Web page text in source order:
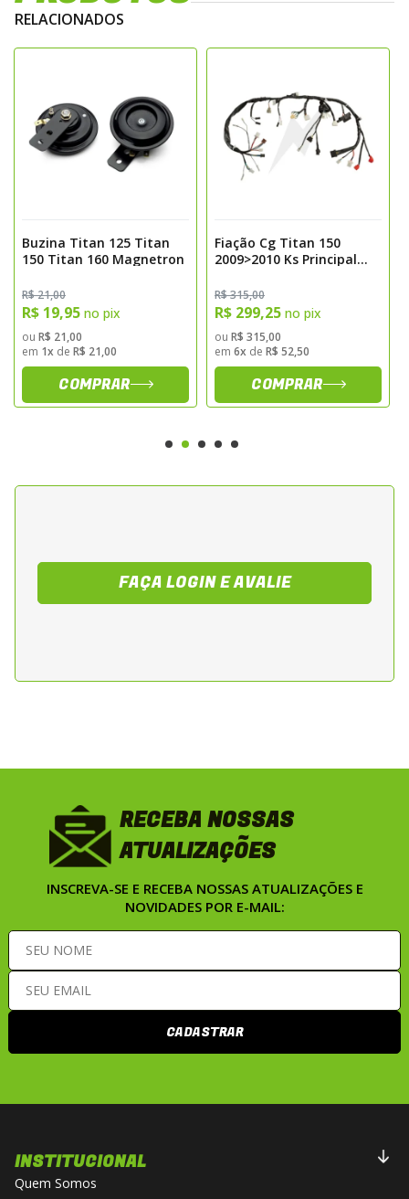
Especificações
Modelos Compatíveis: CG Titan 150 KS, ES, ESD
Ano de Fabricação: 2009-2010
Função: Distribuição de energia elétrica para o farol
dianteiro da motocicleta
farol em casos de mau contato, desgaste,
rompimento ou durante manutenção
preventiva do sistema elétrico. A instalação
deve ser realizada por profissional
qualificado, garantindo funcionamento
seguro e adequado da iluminação.
RELACIONADOS
Buzina Titan 125 Titan
150 Titan 160 Magnetron
R$ 21,00
R$ 19,95 no pix
ou R$ 21,00
em 1x de R$ 21,00
COMPRAR
Fiação Cg Titan 150
2009>2010 Ks Principal
R$ 315,00
R$ 299,25 no pix
ou R$ 315,00
em 6x de R$ 52,50
COMPRAR
FAÇA LOGIN E AVALIE
RECEBA NOSSAS
ATUALIZAÇÕES
INSCREVA-SE E RECEBA NOSSAS ATUALIZAÇÕES E
NOVIDADES POR E-MAIL:
CADASTRAR
INSTITUCIONAL
Quem Somos